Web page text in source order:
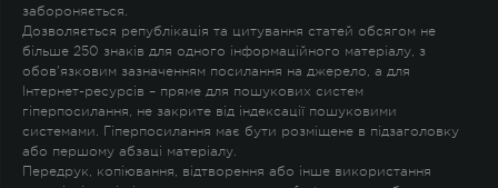
забороняється.
Дозволяється републікація та цитування статей обсягом не
більше 250 знаків для одного інформаційного матеріалу, з
обов'язковим зазначенням посилання на джерело, а для
Інтернет-ресурсів – пряме для пошукових систем
гіперпосилання, не закрите від індексації пошуковими
системами. Гіперпосилання має бути розміщене в підзаголовку
або першому абзаці матеріалу.
Передрук, копіювання, відтворення або інше використання